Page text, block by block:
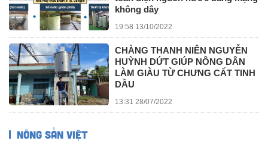
không dây
19:58 13/10/2022
CHÀNG THANH NIÊN NGUYỄN
HUỲNH DỨT GIÚP NÔNG DÂN
LÀM GIÀU TỪ CHƯNG CẤT TINH
DẦU
13:31 28/07/2022
NÔNG SẢN VIỆT